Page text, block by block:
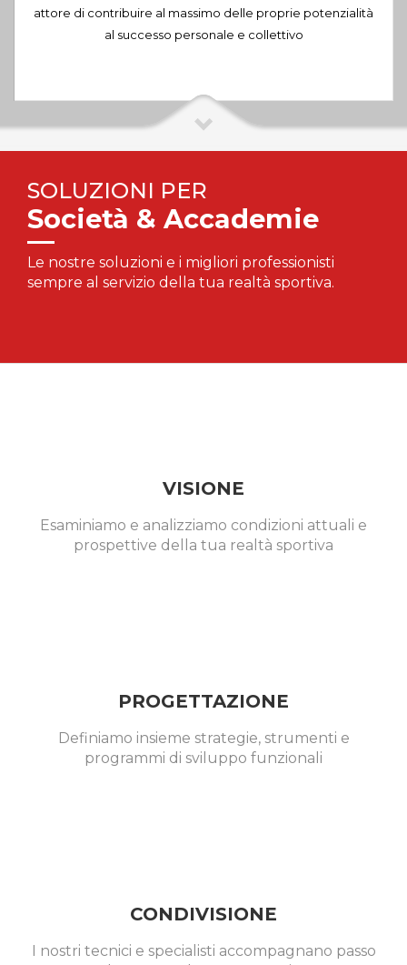
attore di contribuire al massimo delle proprie potenzialità
al successo personale e collettivo
SOLUZIONI PER
Società & Accademie
Le nostre soluzioni e i migliori professionisti
sempre al servizio della tua realtà sportiva.
VISIONE
Esaminiamo e analizziamo condizioni attuali e
prospettive della tua realtà sportiva
PROGETTAZIONE
Definiamo insieme strategie, strumenti e
programmi di sviluppo funzionali
CONDIVISIONE
I nostri tecnici e specialisti accompagnano passo